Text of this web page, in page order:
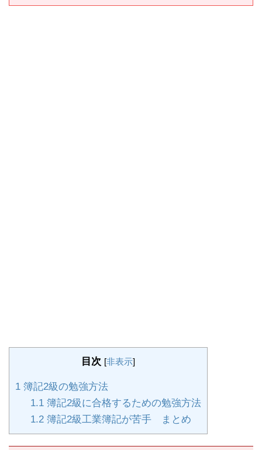
目次 [非表示]
1 簿記2級の勉強方法
1.1簿記2級に合格するための勉強方法
1.2簿記2級工業簿記が苦手 まとめ